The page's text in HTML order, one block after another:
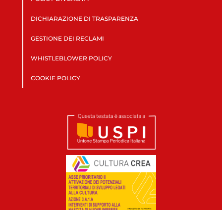
DICHIARAZIONE DI TRASPARENZA
GESTIONE DEI RECLAMI
WHISTLEBLOWER POLICY
COOKIE POLICY